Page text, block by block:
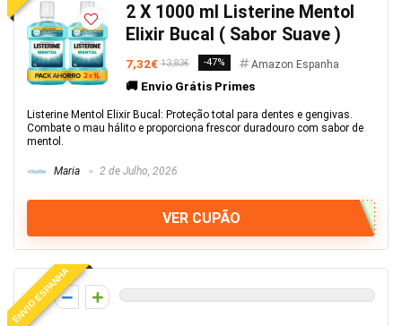
2 X 1000 ml Listerine Mentol
Elixir Bucal ( Sabor Suave )
7,32€ 13,83€ -47% Amazon Espanha
🚚 Envio Grátis Primes
Listerine Mentol Elixir Bucal: Proteção total para dentes e gengivas.
Combate o mau hálito e proporciona frescor duradouro com sabor de
mentol.
Maria 2 de Julho, 2026
VER CUPÃO
ENVIO ESPANHA
0